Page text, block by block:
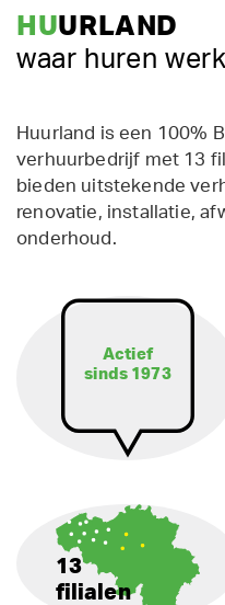
HUURLAND
waar huren
Huurland is een 100%
verhuurbedrijf met 13
bieden uitstekende
renovatie, installatie,
onderhoud.
Actief
sinds 1973
13
filialen